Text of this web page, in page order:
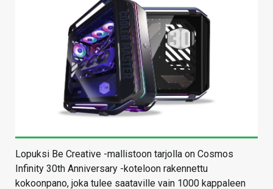
Lopuksi Be Creative -mallistoon tarjolla on Cosmos
Infinity 30th Anniversary -koteloon rakennettu
kokoonpano, joka tulee saataville vain 1000 kappaleen